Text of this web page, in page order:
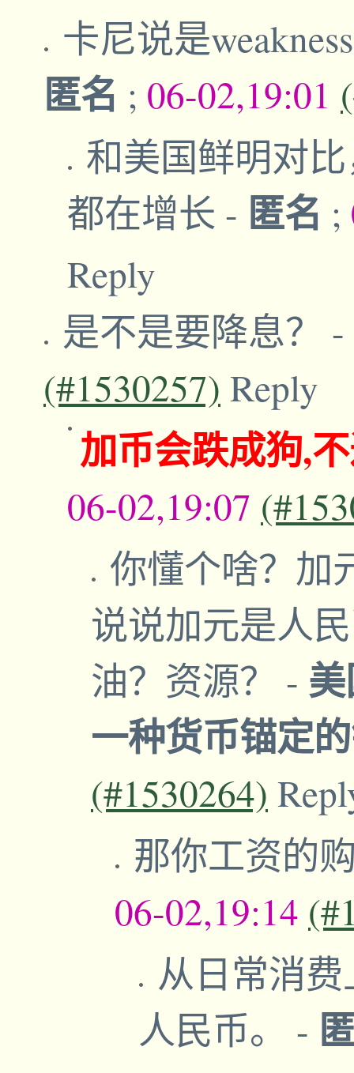
卡尼说是
匿名 ; 06-02,19:01
和美国鲜明对
都在增长 - 匿名 ;
Reply
是不是要降息？ -
(#1530257) Reply
加币会跌成狗,
06-02,19:07
你懂个啥？加
说说加元是人
油？资源？ -
一种货币锚定
(#1530264)
那你工资的
06-02,19:14
从日常消
人民币。 -